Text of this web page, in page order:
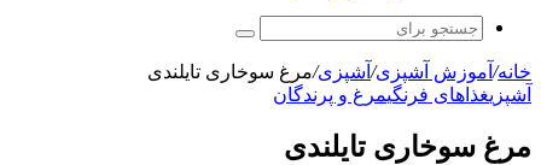
جستجو
برای
خانه/ آموزش آشپزی/ آشپزی/مرغ سوخاری تایلندی
آشپزیغذاهای فرنگیمرغ و پرندگان
مرغ سوخاری تایلندی